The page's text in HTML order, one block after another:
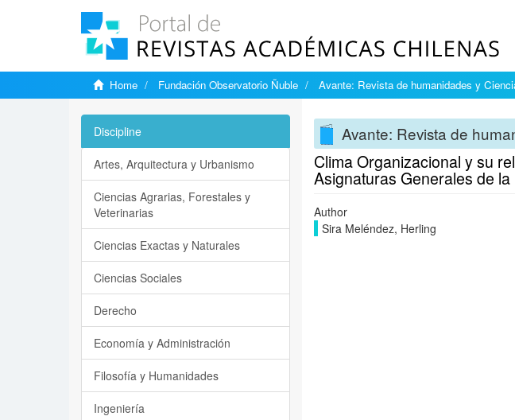
Home Fundación Observatorio Ñuble Avante: Revista de humanidades y
Avante: Revista de
Clima Organizacional y su
Asignaturas Generales de
Author
Sira Meléndez, Herling
Discipline
Artes, Arquitectura y Urbanismo
Ciencias Agrarias, Forestales y
Veterinarias
Ciencias Exactas y Naturales
Ciencias Sociales
Derecho
Economía y Administración
Filosofía y Humanidades
Ingeniería